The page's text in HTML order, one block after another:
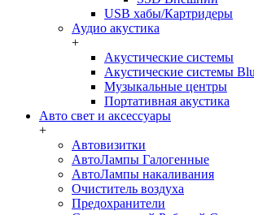
USB хабы/Картридеры
Аудио акустика
+
Акустические системы
Акустические системы
Музыкальные центры
Портативная акустика
Авто свет и аксессуары
+
Автовизитки
АвтоЛампы Галогенные
АвтоЛампы накаливания
Очиститель воздуха
Предохранители